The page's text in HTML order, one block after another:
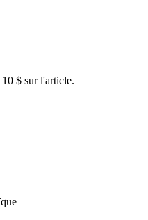
10 $ sur l'article.